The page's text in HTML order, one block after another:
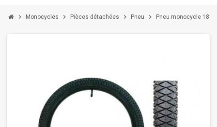
chevron_right Monocycles chevron_right Pièces détachées chevron_right Pneu chevron_right Pneu monocycle 18"